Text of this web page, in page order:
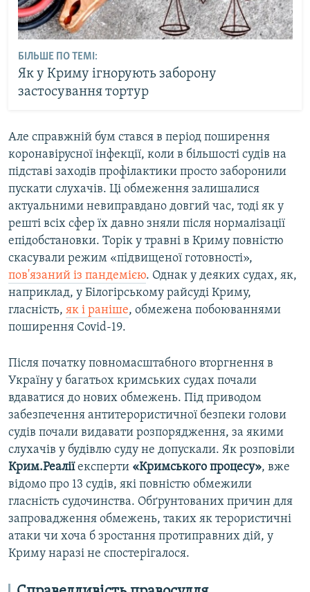
БІЛЬШЕ ПО ТЕМІ:
Як у Криму ігнорують заборону
застосування тортур
Але справжній бум стався в період поширення
коронавірусної інфекції, коли в більшості судів на
підставі заходів профілактики просто заборонили
пускати слухачів. Ці обмеження залишалися
актуальними невиправдано довгий час, тоді як у
решті всіх сфер їх давно зняли після нормалізації
епідобстановки. Торік у травні в Криму повністю
скасували режим «підвищеної готовності»,
пов'язаний із пандемією. Однак у деяких судах, як,
наприклад, у Білогірському райсуді Криму,
гласність, як і раніше, обмежена побоюваннями
поширення Covid-19.
Після початку повномасштабного вторгнення в
Україну у багатьох кримських судах почали
вдаватися до нових обмежень. Під приводом
забезпечення антитерористичної безпеки голови
судів почали видавати розпорядження, за якими
слухачів у будівлю суду не допускали. Як розповіли
Крим.Реаліїексперти «Кримського процесу», вже
відомо про 13 судів, які повністю обмежили
гласність судочинства. Обґрунтованих причин для
запровадження обмежень, таких як терористичні
атаки чи хоча б зростання протиправних дій, у
Криму наразі не спостерігалося.